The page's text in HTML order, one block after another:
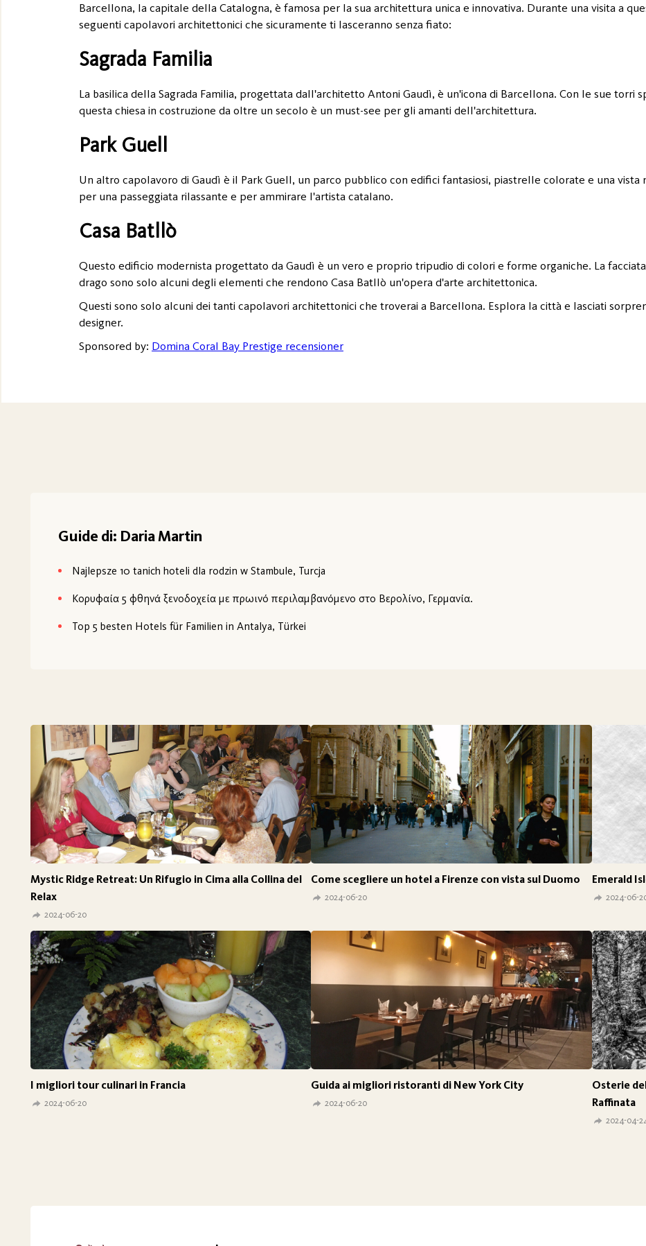
Barcellona, la capitale della Catalogna, è famosa per la sua architettura unica e innovativa. Durante una visita a
seguenti capolavori architettonici che sicuramente ti lasceranno senza fiato:
Sagrada Familia
La basilica della Sagrada Familia, progettata dall'architetto Antoni Gaudì, è un'icona di Barcellona. Con le sue torri
questa chiesa in costruzione da oltre un secolo è un must-see per gli amanti dell'architettura.
Park Guell
Un altro capolavoro di Gaudì è il Park Guell, un parco pubblico con edifici fantasiosi, piastrelle colorate e una
per una passeggiata rilassante e per ammirare l'artista catalano.
Casa Batllò
Questo edificio modernista progettato da Gaudì è un vero e proprio tripudio di colori e forme organiche. La
drago sono solo alcuni degli elementi che rendono Casa Batllò un'opera d'arte architettonica.
Questi sono solo alcuni dei tanti capolavori architettonici che troverai a Barcellona. Esplora la città e lasciati
designer.
Sponsored by: Domina Coral Bay Prestige recensioner
Guide di: Daria Martin
Najlepsze 10 tanich hoteli dla rodzin w Stambule, Turcja
Κορυφαία 5 φθηνά ξενοδοχεία με πρωινό περιλαμβανόμενο στο Βερολίνο, Γερμανία.
Top 5 besten Hotels für Familien in Antalya, Türkei
Mystic Ridge Retreat: Un Rifugio in Cima alla Collina del
Relax
2024-06-20
Come scegliere un hotel a Firenze con vista sul Duomo
2024-06-20
Emerald
2024-06-
I migliori tour culinari in Francia
2024-06-20
Guida ai migliori ristoranti di New York City
2024-06-20
Osterie
Raffinata
2024-04-